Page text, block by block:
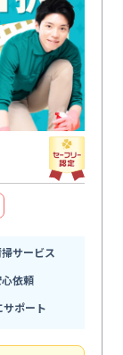
サービス
依頼
ポート